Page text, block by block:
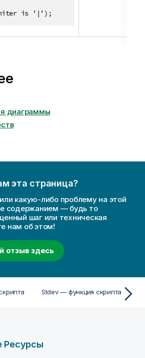
is '|');
диаграммы
эта страница?
какую-либо проблему на этой
содержанием — будь то
шаг или техническая
нам об этом!
отзыв здесь
Stdev — функция скрипта
Ресурсы